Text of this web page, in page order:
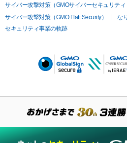
サイバー攻撃対策（GMOサイバーセキュリティ
サイバー攻撃対策（GMO Flatt Security）
な
セキュリティ事業の軌跡